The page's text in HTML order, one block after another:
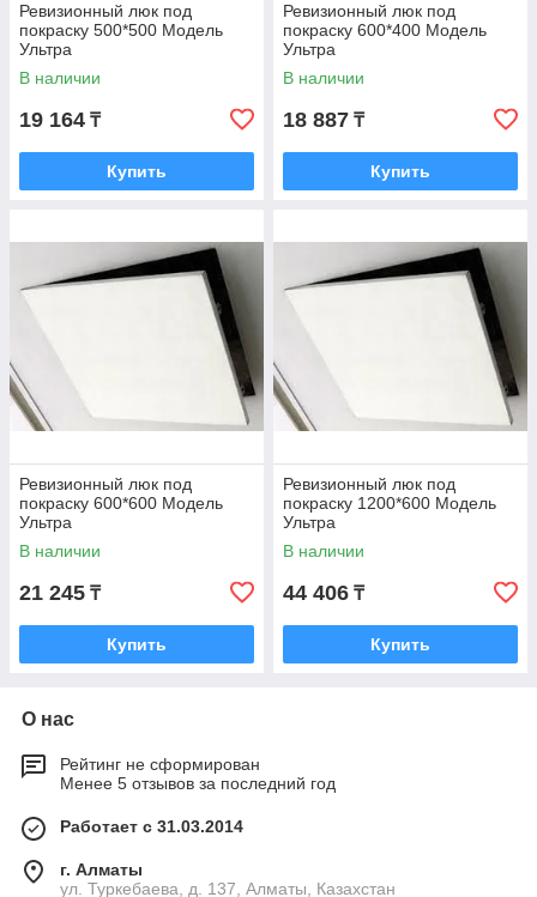
Ревизионный люк под
покраску 500*500 Модель
Ультра
В наличии
19 164 ₸
Купить
Ревизионный люк под
покраску 600*400 Модель
Ультра
В наличии
18 887 ₸
Купить
Ревизионный люк под
покраску 600*600 Модель
Ультра
В наличии
21 245 ₸
Купить
Ревизионный люк под
покраску 1200*600 Модель
Ультра
В наличии
44 406 ₸
Купить
О нас
Рейтинг не сформирован
Менее 5 отзывов за последний год
Работает с 31.03.2014
г. Алматы
ул. Туркебаева, д. 137, Алматы, Казахстан